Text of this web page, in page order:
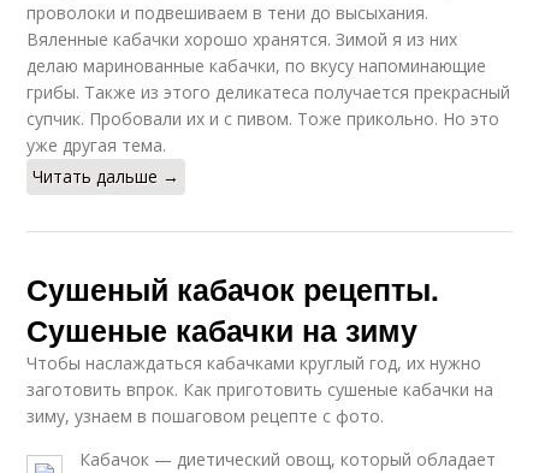
проволоки и подвешиваем в тени до высыхания.
Вяленные кабачки хорошо хранятся. Зимой я из них
делаю маринованные кабачки, по вкусу напоминающие
грибы. Также из этого деликатеса получается прекрасный
супчик. Пробовали их и с пивом. Тоже прикольно. Но это
уже другая тема.
Читать дальше →
Сушеный кабачок рецепты.
Сушеные кабачки на зиму
Чтобы наслаждаться кабачками круглый год, их нужно
заготовить впрок. Как приготовить сушеные кабачки на
зиму, узнаем в пошаговом рецепте с фото.
Кабачок — диетический овощ, который обладает